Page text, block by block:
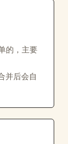
的，主要
并后会自